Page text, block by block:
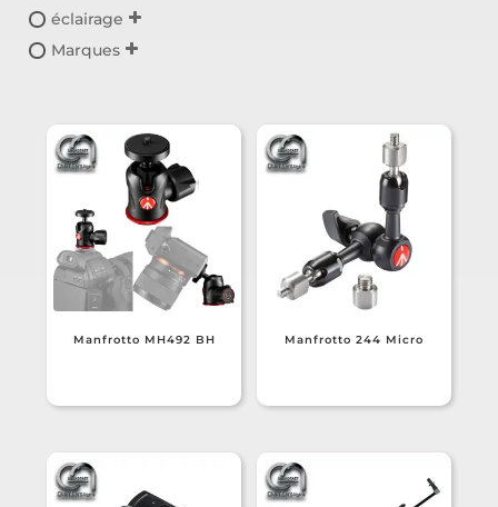
éclairage
Marques
Manfrotto MH492 BH Manfrotto 244 Micro